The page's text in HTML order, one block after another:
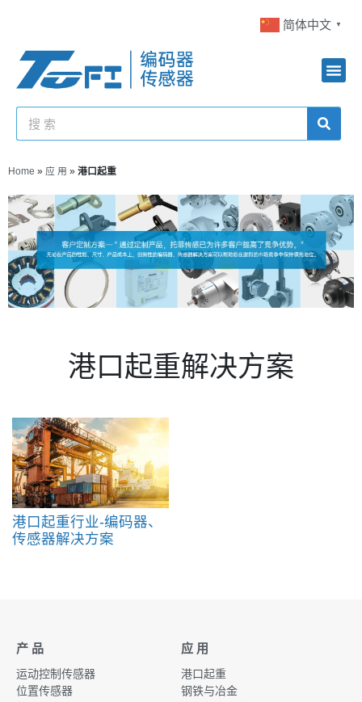
简体中文 ▼
Home » 应 用 » 港口起重
港口起重解决方案
港口起重行业-编码器、
传感器解决方案
产 品
运动控制传感器
位置传感器
应 用
港口起重
钢铁与冶金